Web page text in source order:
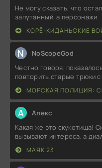
Не могу сказать, что
запутанный, а персонажи
КОРЁ-КИДАНЬСКИЕ
N NoScopeGod
Честно говоря,
повторить старые трюки с
МОРСКАЯ ПОЛИЦИЯ:
А Алекс
Какая же это скукотища!
вызывают интереса, а
МАЯК 23